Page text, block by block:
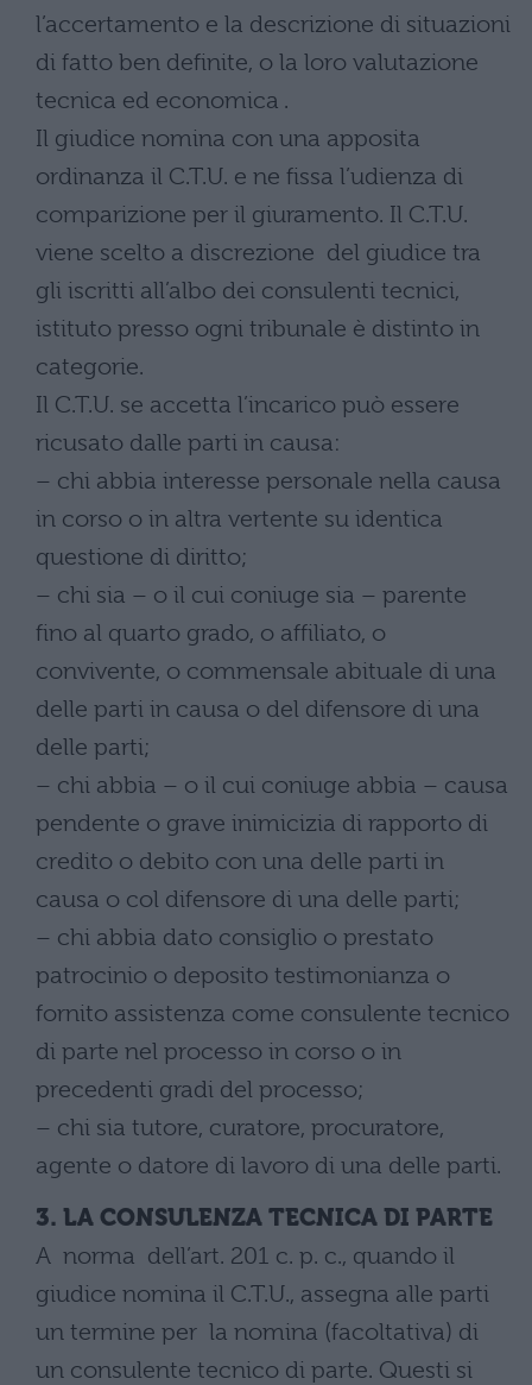
l’accertamento e la descrizione di situazioni
di fatto ben definite, o la loro valutazione
tecnica ed economica .
Il giudice nomina con una apposita
ordinanza il C.T.U. e ne fissa l’udienza di
comparizione per il giuramento. Il C.T.U.
viene scelto a discrezione del giudice tra
gli iscritti all’albo dei consulenti tecnici,
istituto presso ogni tribunale è distinto in
categorie.
Il C.T.U. se accetta l’incarico può essere
ricusato dalle parti in causa:
– chi abbia interesse personale nella causa
in corso o in altra vertente su identica
questione di diritto;
– chi sia – o il cui coniuge sia – parente
fino al quarto grado, o affiliato, o
convivente, o commensale abituale di una
delle parti in causa o del difensore di una
delle parti;
– chi abbia – o il cui coniuge abbia – causa
pendente o grave inimicizia di rapporto di
credito o debito con una delle parti in
causa o col difensore di una delle parti;
– chi abbia dato consiglio o prestato
patrocinio o deposito testimonianza o
fornito assistenza come consulente tecnico
di parte nel processo in corso o in
precedenti gradi del processo;
– chi sia tutore, curatore, procuratore,
agente o datore di lavoro di una delle parti.
3. LA CONSULENZA TECNICA DI PARTE
A norma dell’art. 201 c. p. c., quando il
giudice nomina il C.T.U., assegna alle parti
un termine per la nomina (facoltativa) di
un consulente tecnico di parte. Questi si